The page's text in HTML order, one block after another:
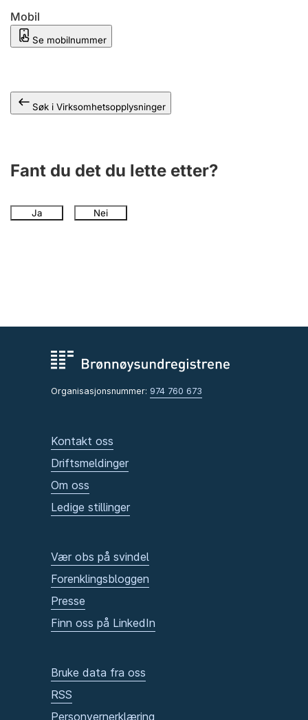
Mobil
Se mobilnummer
Søk i Virksomhetsopplysninger
Fant du det du lette etter?
Ja Nei
Organisasjonsnummer: 974 760 673
Kontakt oss
Driftsmeldinger
Om oss
Ledige stillinger
Vær obs på svindel
Forenklingsbloggen
Presse
Finn oss på LinkedIn
Bruke data fra oss
RSS
Personvernerklæring